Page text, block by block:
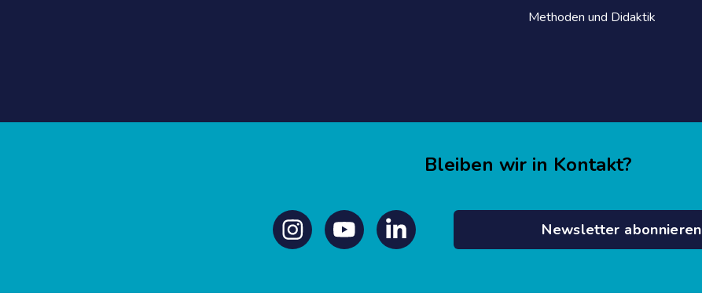
Methoden und Didaktik
Bleiben wir in Kontakt?
InstagramYoutube Linkedin Newsletter abonnieren